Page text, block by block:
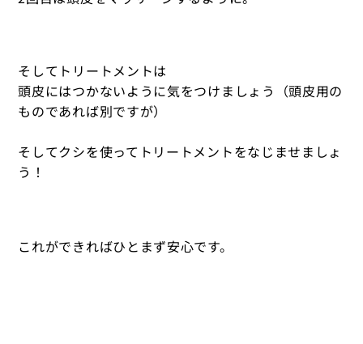
そしてトリートメントは
頭皮にはつかないように気をつけましょう（頭皮用の
ものであれば別ですが）
そしてクシを使ってトリートメントをなじませましょ
う！
これができればひとまず安心です。